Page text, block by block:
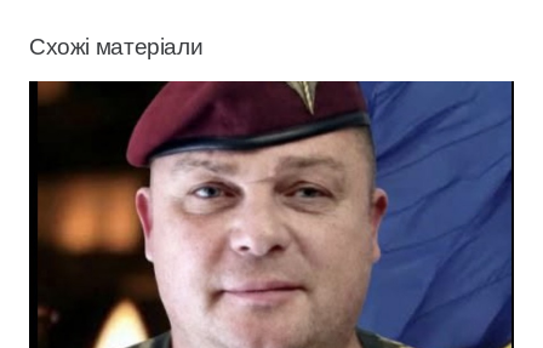
Схожі матеріали